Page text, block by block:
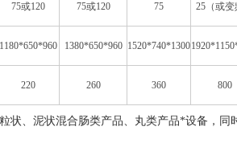
75或120 75或120 75 25（或变
1180*650*960 1380*650*960 1520*740*1300
220 260 360 800
状、泥状混合肠类产品、丸类产品*设备，同